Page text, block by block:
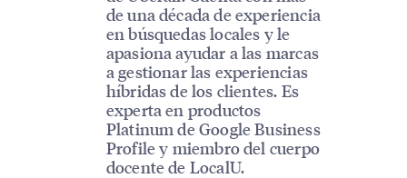
de una década de experiencia
en búsquedas locales y le
apasiona ayudar a las marcas
a gestionar las experiencias
híbridas de los clientes. Es
experta en productos
Platinum de Google Business
Profile y miembro del cuerpo
docente de LocalU.